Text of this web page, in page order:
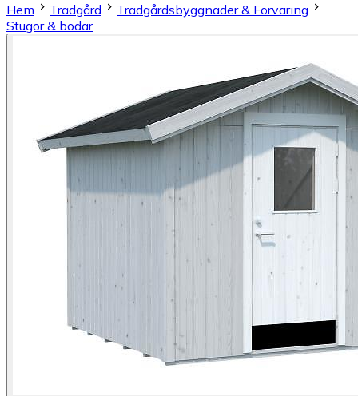
Hem
Trädgård
Trädgårdsbyggnader & Förvaring
Stugor & bodar